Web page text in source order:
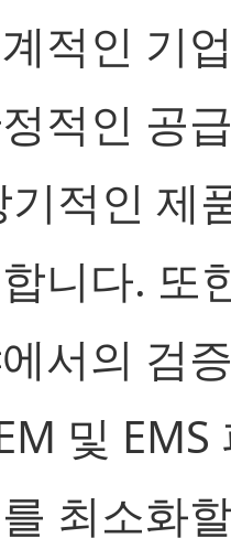
적인 기
적인 공
적인 제
니다. 또
서의 검
및 EMS
최소화